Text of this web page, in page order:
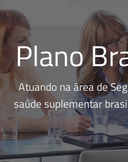
Plano
Atuando na área de
saúde suplementar